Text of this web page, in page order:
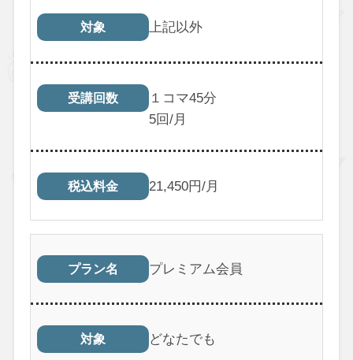
対象 上記以外
受講回数
１コマ45分
5回/月
税込料金 21,450円/月
プラン名 プレミアム会員
対象 どなたでも